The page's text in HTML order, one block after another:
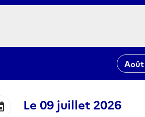
Août
Le 09 juillet 2026